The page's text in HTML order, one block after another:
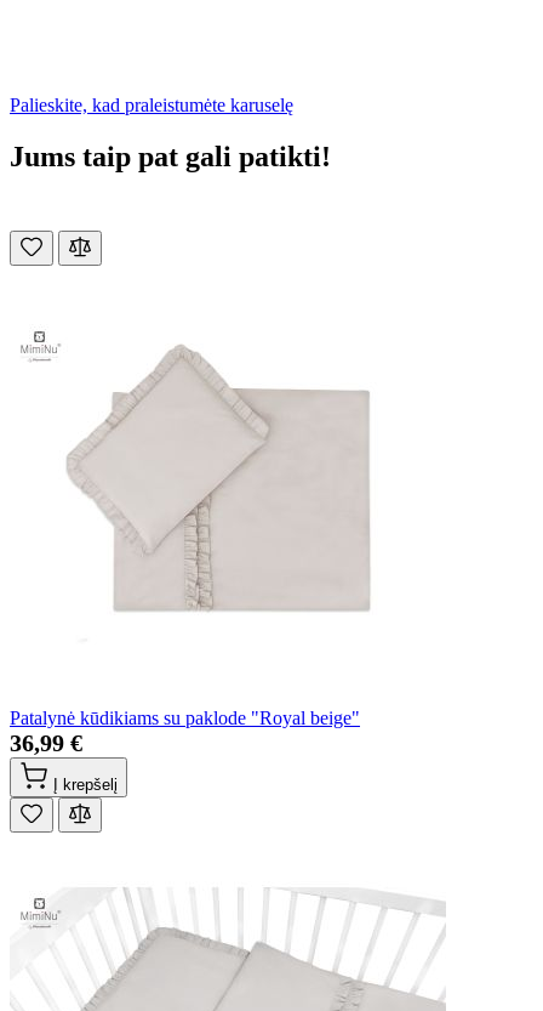
Palieskite, kad praleistumėte karuselę
Jums taip pat gali patikti!
Patalynė kūdikiams su paklode "Royal beige"
36,99 €
Į krepšelį